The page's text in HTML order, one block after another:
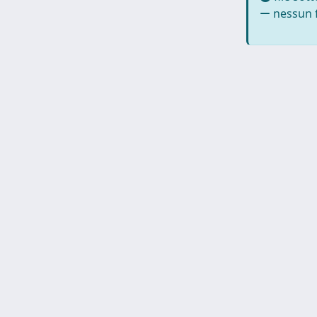
nessun